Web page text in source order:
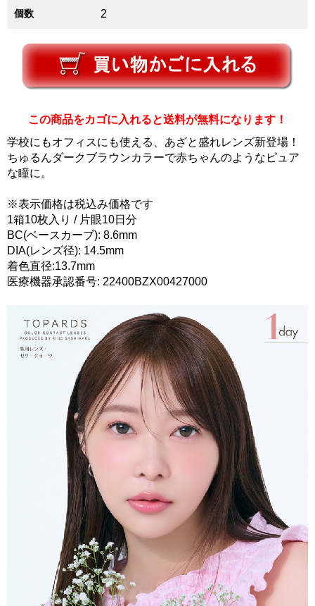
個数 2
この商品をカゴに入れると送料が無料になります！
学校にもオフィスにも使える、あざと盛れレンズ新登場！
ちゅるんダークブラウンカラーで赤ちゃんのようなピュア
な瞳に。
※表示価格は税込み価格です
1箱10枚入り / 片眼10日分
BC(ベースカーブ): 8.6mm
DIA(レンズ径): 14.5mm
着色直径:13.7mm
医療機器承認番号: 22400BZX00427000